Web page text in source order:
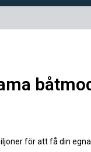
för att få din